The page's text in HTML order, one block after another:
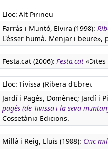
Lloc: Alt Pirineu.
Farràs i Muntó, Elvira (1998):
L'ésser humà. Menjar i beure»,
Festa.cat (2006): Festa.cat «Dites
Lloc: Tivissa (Ribera d'Ebre).
Jardí i Pagés, Domènec; Jardí i
pagès (de Tivissa i la seva
Cossetània Edicions.
Millà i Reig, Lluís (1988): Cinc